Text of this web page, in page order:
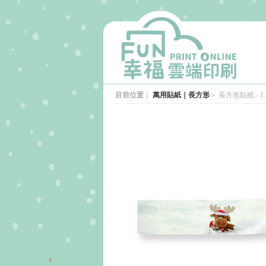
目前位置： 萬用貼紙｜長方形 ＞ 長方形貼紙 -